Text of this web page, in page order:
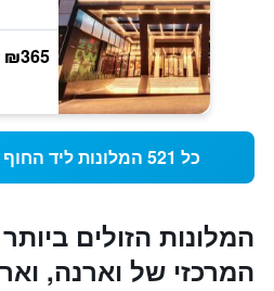
₪365
כל 521 המלונות ליד החוף המרכזי של וארנה
המלונות הזולים
המרכזי של וארנה,